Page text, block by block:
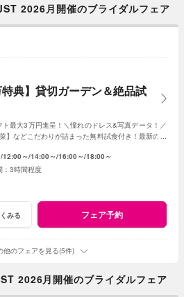
2026月開催のブライダルフェア
典】貸切ガーデン＆絶品試
ト最大3万円進呈！＼憧れのドレス&写真データ！／
】などこだわりが詰まった無料試食付き！最新のマ
12:00～ 14:00～ 16:00～ 18:00～
3時間程度
みる フェア予約
他のフェアを見る(5件)
2026月開催のブライダルフェア